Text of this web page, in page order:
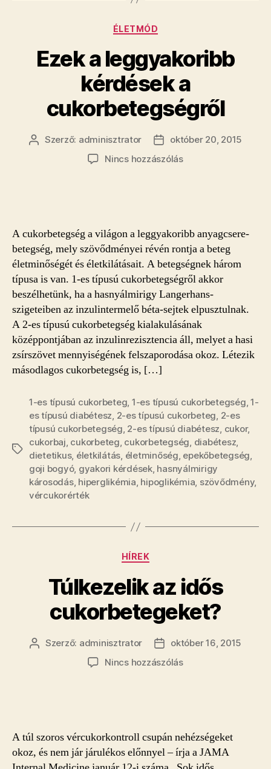
Kategóriák
ÉLETMÓD
Ezek a leggyakoribb
kérdések a
cukorbetegségről
Bejegyzés
Szerző: adminisztrator
Bejegyzés
dátuma
október 20, 2015
Nincs hozzászólása(z)
cukorbetegségről
bejegyzéshez
A cukorbetegség a világon a leggyakoribb anyagcsere-
betegség, mely szövődményei révén rontja a beteg
életminőségét és életkilátásait. A betegségnek három
típusa is van. 1-es típusú cukorbetegségről akkor
beszélhetünk, ha a hasnyálmirigy Langerhans-
szigeteiben az inzulintermelő béta-sejtek elpusztulnak.
A 2-es típusú cukorbetegség kialakulásának
középpontjában az inzulinrezisztencia áll, melyet a hasi
zsírszövet mennyiségének felszaporodása okoz. Létezik
másodlagos cukorbetegség is, […]
Címkék
1-es típusú cukorbeteg, 1-es típusú cukorbetegség,1-
es típusú diabétesz, 2-es típusú cukorbeteg, 2-es
típusú cukorbetegség, 2-es típusú diabétesz, cukor,
cukorbaj, cukorbeteg, cukorbetegség, diabétesz,
dietetikus, életkilátás, életminőség, epekőbetegség,
goji bogyó, gyakori kérdések, hasnyálmirigy
károsodás, hiperglikémia, hipoglikémia, szövődmény,
vércukorérték
Kategóriák
HÍREK
Túlkezelik az idős
cukorbetegeket?
Bejegyzés
Szerző: adminisztrator
Bejegyzés
dátuma
október 16, 2015
Nincs hozzászólása(z)
A túl szoros vércukorkontroll csupán nehézségeket
okoz, és nem jár járulékos előnnyel – írja a JAMA